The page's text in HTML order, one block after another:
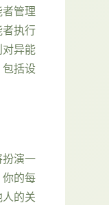
者管理
执行
异能
括设
演一
的每
的关